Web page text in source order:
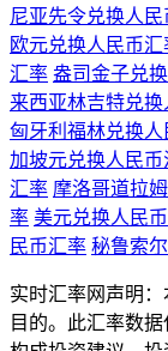
尼亚先令兑换人
欧元兑换人民币汇
汇率 盎司金子兑
来西亚林吉特兑
匈牙利福林兑换人
加坡元兑换人民币
汇率 摩洛哥道拉
率 美元兑换人民
民币汇率 秘鲁索
实时汇率网声明
目的。此汇率数